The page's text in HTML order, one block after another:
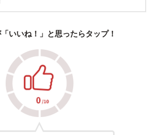
いいね！」と思ったらタップ！